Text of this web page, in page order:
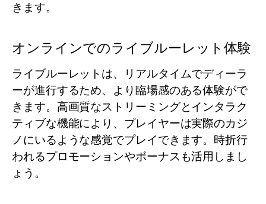
きます。
オンラインでのライブルーレット体験
ライブルーレットは、リアルタイムでディーラ
ーが進行するため、より臨場感のある体験がで
きます。高画質なストリーミングとインタラク
ティブな機能により、プレイヤーは実際のカジ
ノにいるような感覚でプレイできます。時折行
われるプロモーションやボーナスも活用しまし
ょう。